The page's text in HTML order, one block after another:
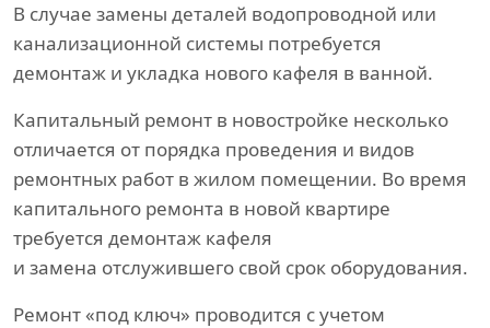
В случае замены деталей водопроводной или
канализационной системы потребуется
демонтаж и укладка нового кафеля в ванной.
Капитальный ремонт в новостройке несколько
отличается от порядка проведения и видов
ремонтных работ в жилом помещении. Во время
капитального ремонта в новой квартире
требуется демонтаж кафеля
и замена отслужившего свой срок оборудования.
Ремонт «под ключ» проводится с учетом